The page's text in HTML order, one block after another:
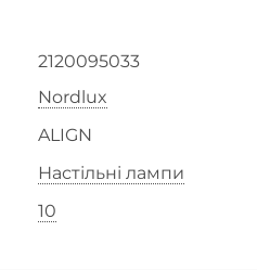
2120095033
Nordlux
ALIGN
Настільні лампи
10